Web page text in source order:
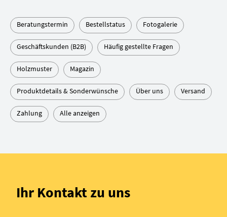
Beratungstermin Bestellstatus Fotogalerie
Geschäftskunden (B2B) Häufig gestellte Fragen
Holzmuster Magazin
Produktdetails & Sonderwünsche Über uns Versand
Zahlung Alle anzeigen
Ihr Kontakt zu uns